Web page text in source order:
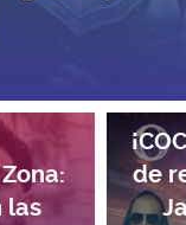
las
de